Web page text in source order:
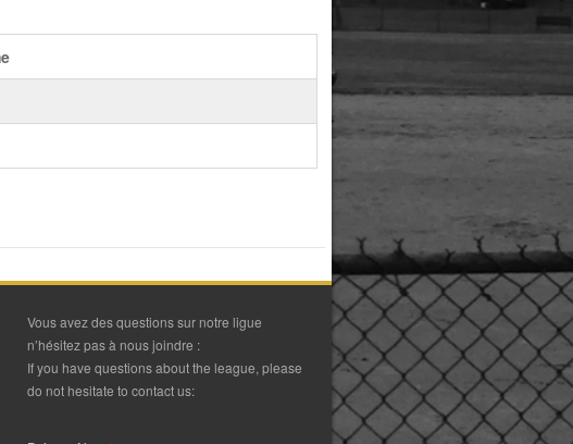
Vous avez des questions sur notre ligue
n’hésitez pas à nous joindre :
If you have questions about the league, please
do not hesitate to contact us: